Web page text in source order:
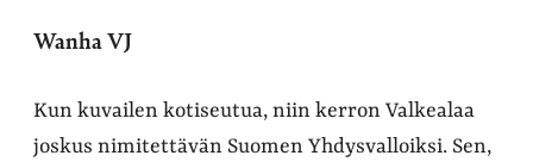
Wanha VJ
Kun kuvailen kotiseutua, niin kerron Valkealaa
joskus nimitettävän Suomen Yhdysvalloiksi. Sen,